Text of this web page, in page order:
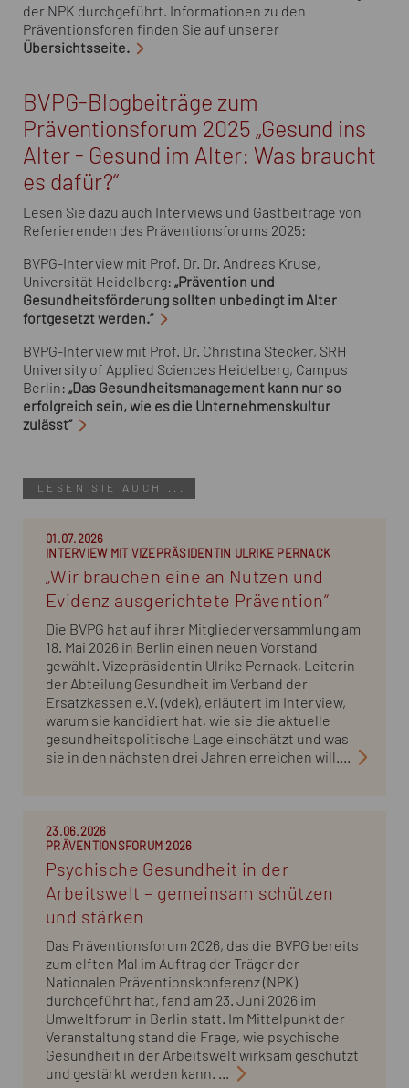
der NPK durchgeführt. Informationen zu den
Präventionsforen finden Sie auf unserer
Übersichtsseite.
BVPG-Blogbeiträge zum
Präventionsforum 2025 „Gesund ins
Alter - Gesund im Alter: Was braucht
es dafür?“
Lesen Sie dazu auch Interviews und Gastbeiträge von
Referierenden des Präventionsforums 2025:
BVPG-Interview mit Prof. Dr. Dr. Andreas Kruse,
Universität Heidelberg: „Prävention und
Gesundheitsförderung sollten unbedingt im Alter
fortgesetzt werden.“
BVPG-Interview mit Prof. Dr. Christina Stecker, SRH
University of Applied Sciences Heidelberg, Campus
Berlin: „Das Gesundheitsmanagement kann nur so
erfolgreich sein, wie es die Unternehmenskultur
zulässt“
LESEN SIE AUCH ...
01.07.2026
INTERVIEW MIT VIZEPRÄSIDENTIN ULRIKE PERNACK
„Wir brauchen eine an Nutzen und
Evidenz ausgerichtete Prävention“
Die BVPG hat auf ihrer Mitgliederversammlung am
18. Mai 2026 in Berlin einen neuen Vorstand
gewählt. Vizepräsidentin Ulrike Pernack, Leiterin
der Abteilung Gesundheit im Verband der
Ersatzkassen e.V. (vdek), erläutert im Interview,
warum sie kandidiert hat, wie sie die aktuelle
gesundheitspolitische Lage einschätzt und was
sie in den nächsten drei Jahren erreichen will....
23.06.2026
PRÄVENTIONSFORUM 2026
Psychische Gesundheit in der
Arbeitswelt – gemeinsam schützen
und stärken
Das Präventionsforum 2026, das die BVPG bereits
zum elften Mal im Auftrag der Träger der
Nationalen Präventionskonferenz (NPK)
durchgeführt hat, fand am 23. Juni 2026 im
Umweltforum in Berlin statt. Im Mittelpunkt der
Veranstaltung stand die Frage, wie psychische
Gesundheit in der Arbeitswelt wirksam geschützt
und gestärkt werden kann. ...